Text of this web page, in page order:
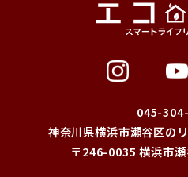
045-
神奈川県横浜市瀬谷区の
〒246-0035 横浜市